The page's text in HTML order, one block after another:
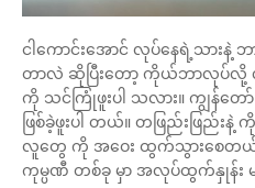
ငါကောင်းအောင် လုပ်နေရဲ့သားနဲ့
တာလဲ ဆိုပြီးတော့ ကိုယ်ဘာလုပ်လို့
ကို သင်ကြုံဖူးပါ သလား။ ကျွန်
ဖြစ်ခဲ့ဖူးပါ တယ်။ တဖြည်းဖြည်
လူတွေ ကို အဝေး ထွက်သွားစေတ
ကုမ္ပဏီ တစ်ခု မှာ အလုပ်ထွက်နှုန်း မ